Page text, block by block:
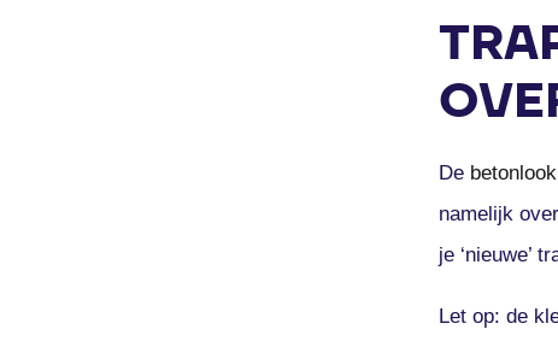
De betonlook
namelijk
je ‘nieuwe’
Let op: de